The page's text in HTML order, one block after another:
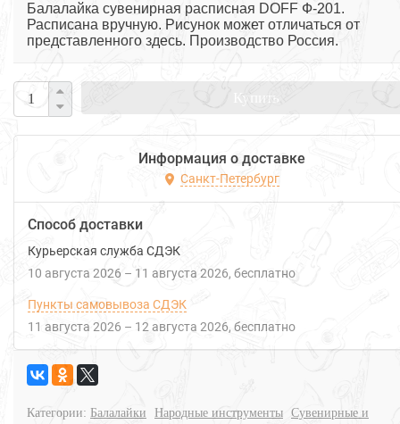
Балалайка сувенирная расписная DOFF Ф-201.
Расписана вручную. Рисунок может отличаться от
представленного здесь. Производство Россия.
Купить
Информация о доставке
Санкт-Петербург
Способ доставки
Курьерская служба СДЭК
10 августа 2026 – 11 августа 2026 Бесплатно
Пункты самовывоза СДЭК
11 августа 2026 – 12 августа 2026 Бесплатно
Категории: Балалайки Народные инструменты Сувенирные и